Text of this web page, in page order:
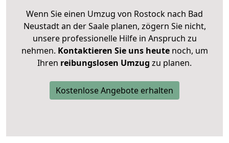
Wenn Sie einen Umzug von Rostock nach Bad
Neustadt an der Saale planen, zögern Sie nicht,
unsere professionelle Hilfe in Anspruch zu
nehmen. Kontaktieren Sie uns heutenoch, um
Ihren reibungslosen Umzug zu planen.
Kostenlose Angebote erhalten